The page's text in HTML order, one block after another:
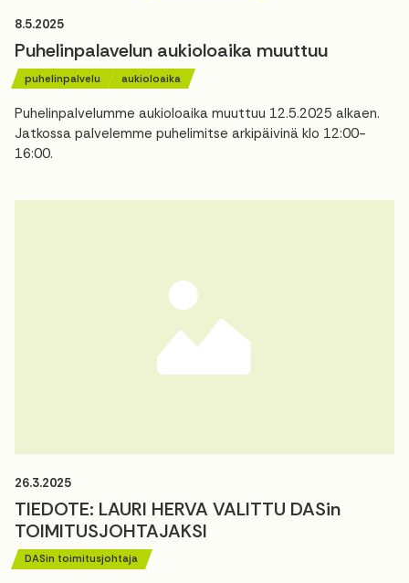
8.5.2025
Puhelinpalavelun aukioloaika muuttuu
puhelinpalvelu aukioloaika
Puhelinpalvelumme aukioloaika muuttuu 12.5.2025 alkaen.
Jatkossa palvelemme puhelimitse arkipäivinä klo 12:00-
16:00.
26.3.2025
TIEDOTE: LAURI HERVA VALITTU DASin
TOIMITUSJOHTAJAKSI
DASin toimitusjohtaja